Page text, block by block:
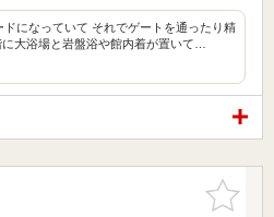
になっていて それでゲートを通ったり精
大浴場と岩盤浴や館内着が置いて…
お気に入
りに追加